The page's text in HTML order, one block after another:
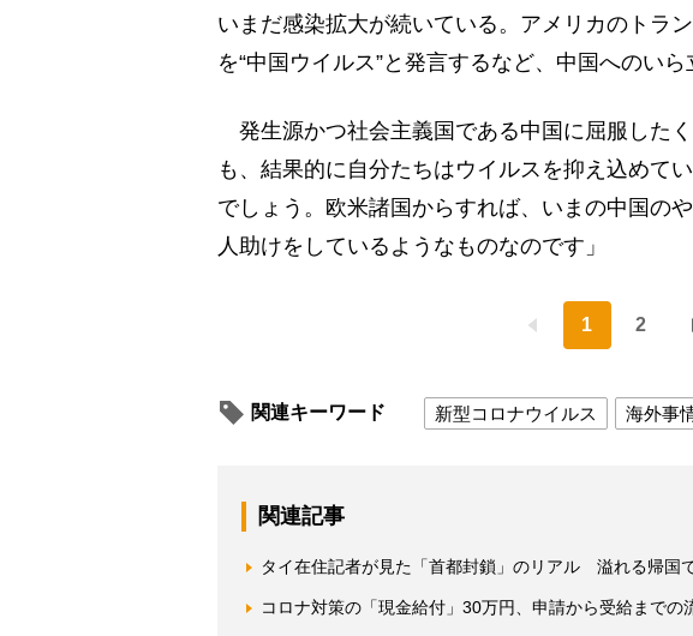
いまだ感染拡大が続いている。アメリカのトラ
を“中国ウイルス”と発言するなど、中国へのい
発生源かつ社会主義国である中国に屈服した
も、結果的に自分たちはウイルスを抑え込めて
でしょう。欧米諸国からすれば、いまの中国の
人助けをしているようなものなのです」
1 2
関連キーワード 新型コロナウイルス 海外事
関連記事
タイ在住記者が見た「首都封鎖」のリアル 溢れる帰国
コロナ対策の「現金給付」30万円、申請から受給までの